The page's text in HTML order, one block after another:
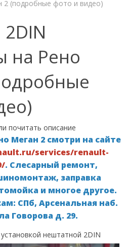
2 (подробные фото и видео)
на Рено
почитать описание
Меган 2 смотри на сайте
services/renault-
. Слесарный ремонт,
заправка
и многое другое.
СПб, Арсенальная наб.
Говорова д. 29.
нештатной 2DIN